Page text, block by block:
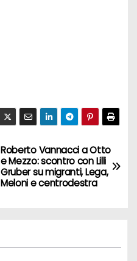
Roberto Vannacci a Otto
e Mezzo: scontro con Lilli
Gruber su migranti, Lega,
Meloni e centrodestra